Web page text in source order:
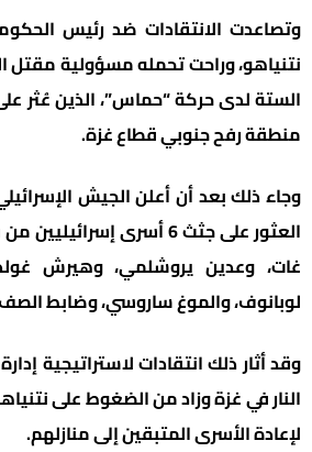
وتصاعدت الانتقادات ضد رئيس الحكومة
نتنياهو، وراحت تحمله مسؤولية مقتل
الستة لدى حركة “حماس”، الذين عُثر
منطقة رفح جنوبي قطاع غزة.
وجاء ذلك بعد أن أعلن الجيش
العثور على جثث 6 أسرى
غات، وعدين يروشلمي، وهيرش
لوبانوف، والموغ ساروسي، وضابط الصف
وقد أثار ذلك انتقادات لاستراتيجية
النار في غزة وزاد من الضغوط على
لإعادة الأسرى المتبقين إلى منازلهم.